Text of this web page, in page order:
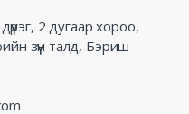
2 дугаар хороо,
зүүн талд, Бэриш